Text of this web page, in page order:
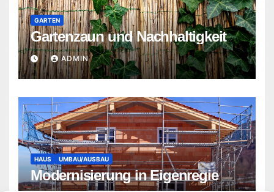
GARTEN
Gartenzaun und Nachhaltigkeit
ADMIN
HAUS UMBAU/AUSBAU
Modernisierung in Eigenregie